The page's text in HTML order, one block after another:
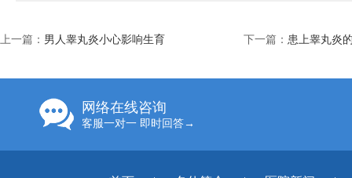
上一篇： 男人睾丸炎小心影响生育 下一篇： 患上睾丸炎
网络在线咨询
客服一对一 即时回答→